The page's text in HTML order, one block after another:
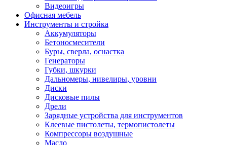
Видеоигры
Офисная мебель
Инструменты и стройка
Аккумуляторы
Бетоносмесители
Буры, сверла, оснастка
Генераторы
Губки, шкурки
Дальномеры, нивелиры, уровни
Диски
Дисковые пилы
Дрели
Зарядные устройства для инструментов
Клеевые пистолеты, термопистолеты
Компрессоры воздушные
Масло